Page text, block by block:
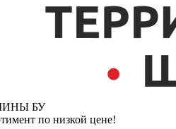
БУ
по низкой цене!